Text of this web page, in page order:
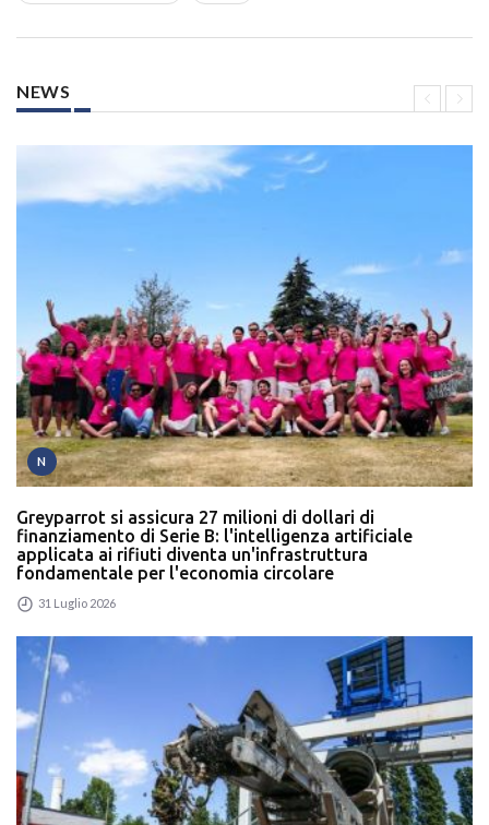
NEWS
N
Greyparrot si assicura 27 milioni di dollari di
finanziamento di Serie B: l'intelligenza artificiale
applicata ai rifiuti diventa un'infrastruttura
fondamentale per l'economia circolare
31 Luglio 2026